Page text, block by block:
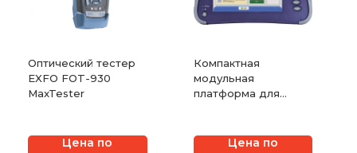
Оптический тестер
EXFO FOT-930
MaxTester
Цена по
Компактная
модульная
платформа для
оптических сетей
Цена по